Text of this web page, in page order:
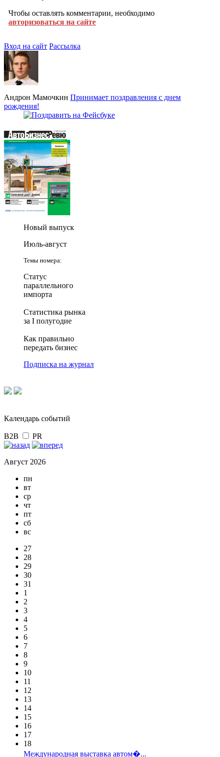
Чтобы оставлять комментарии, необходимо
авторизоваться на сайте
Вход на сайт Рассылка
Андрон Мамочкин Принимает поздравления с днем
рождения!
Новый выпуск
Июль-август
Темы номера:
Статус
параллельного
импорта
Статистика рынка
за I полугодие
Как правильно
передать бизнес
Подписка на журнал
Календарь событий
B2B PR
Август 2026
пн
вт
ср
чт
пт
сб
вс
27
28
29
30
31
1
2
3
4
5
6
7
8
9
10
11
12
13
14
15
16
17
18
Международная выставка автом�...